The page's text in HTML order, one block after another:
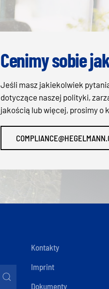
Cenimy sobie
Jeśli masz jakiekolwiek
dotyczące naszej polityki,
jakością lub więcej, prosimy o
Kontakty
Imprint
Dokumenty